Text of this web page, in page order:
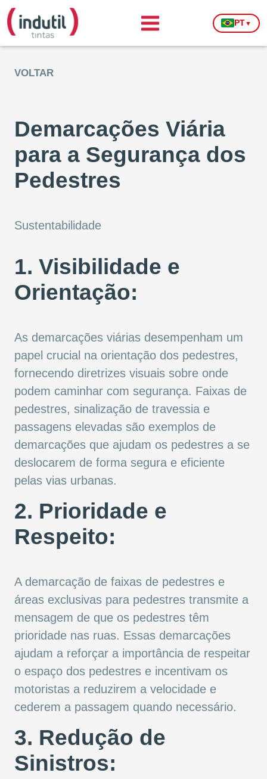
PT▼
VOLTAR
Demarcações Viária
para a Segurança dos
Pedestres
Sustentabilidade
1. Visibilidade e
Orientação:
As demarcações viárias desempenham um
papel crucial na orientação dos pedestres,
fornecendo diretrizes visuais sobre onde
podem caminhar com segurança. Faixas de
pedestres, sinalização de travessia e
passagens elevadas são exemplos de
demarcações que ajudam os pedestres a se
deslocarem de forma segura e eficiente
pelas vias urbanas.
2. Prioridade e
Respeito:
A demarcação de faixas de pedestres e
áreas exclusivas para pedestres transmite a
mensagem de que os pedestres têm
prioridade nas ruas. Essas demarcações
ajudam a reforçar a importância de respeitar
o espaço dos pedestres e incentivam os
motoristas a reduzirem a velocidade e
cederem a passagem quando necessário.
3. Redução de
Sinistros: